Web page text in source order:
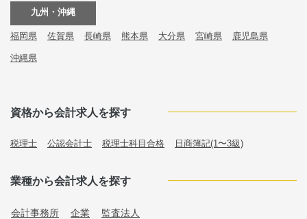
九州・沖縄
福岡県 佐賀県 長崎県 熊本県 大分県 宮崎県 鹿児島県
沖縄県
資格から会計求人を探す
税理士 公認会計士 税理士科目合格 日商簿記(1〜3級)
業種から会計求人を探す
会計事務所 企業 監査法人